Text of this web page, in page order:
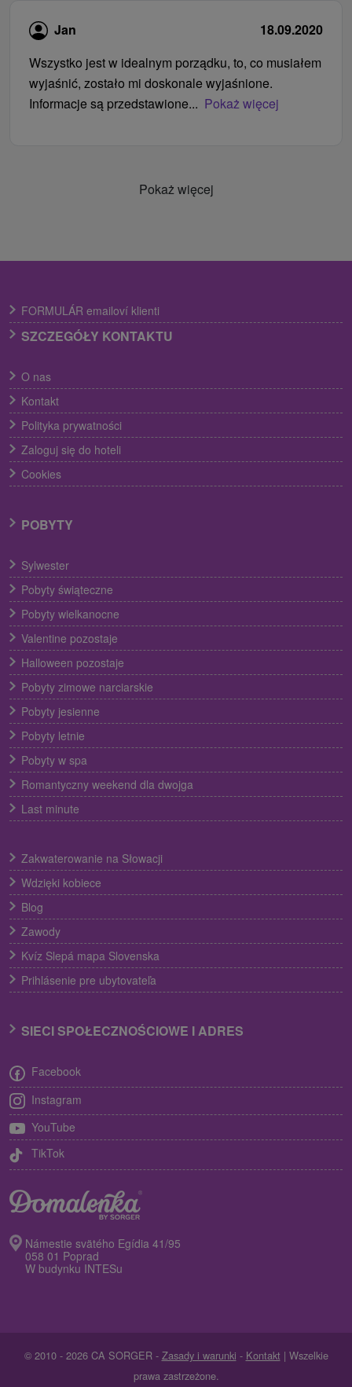
Jan
18.09.2020
Wszystko jest w idealnym porządku, to, co musiałem
wyjaśnić, zostało mi doskonale wyjaśnione.
Informacje są przedstawione... Pokaż więcej
Pokaż więcej
FORMULÁR emailoví klienti
SZCZEGÓŁY KONTAKTU
O nas
Kontakt
Polityka prywatności
Zaloguj się do hoteli
Cookies
POBYTY
Sylwester
Pobyty świąteczne
Pobyty wielkanocne
Valentine pozostaje
Halloween pozostaje
Pobyty zimowe narciarskie
Pobyty jesienne
Pobyty letnie
Pobyty w spa
Romantyczny weekend dla dwojga
Last minute
Zakwaterowanie na Słowacji
Wdzięki kobiece
Blog
Zawody
Kvíz Slepá mapa Slovenska
Prihlásenie pre ubytovateľa
SIECI SPOŁECZNOŚCIOWE I ADRES
Facebook
Instagram
YouTube
TikTok
Námestie svätého Egídia 41/95
058 01 Poprad
W budynku INTESu
© 2010 - 2026 CA SORGER - Zasady i warunki - Kontakt | Wszelkie
prawa zastrzeżone.